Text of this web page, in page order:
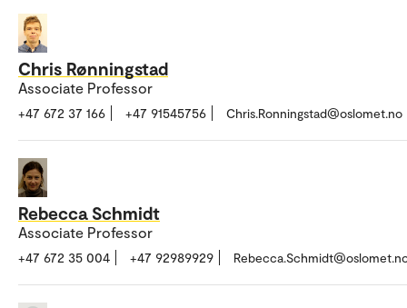
Chris Rønningstad
Associate Professor
+47 672 37 166 +47 91545756 Chris.Ronningstad@oslomet.no
Rebecca Schmidt
Associate Professor
+47 672 35 004 +47 92989929